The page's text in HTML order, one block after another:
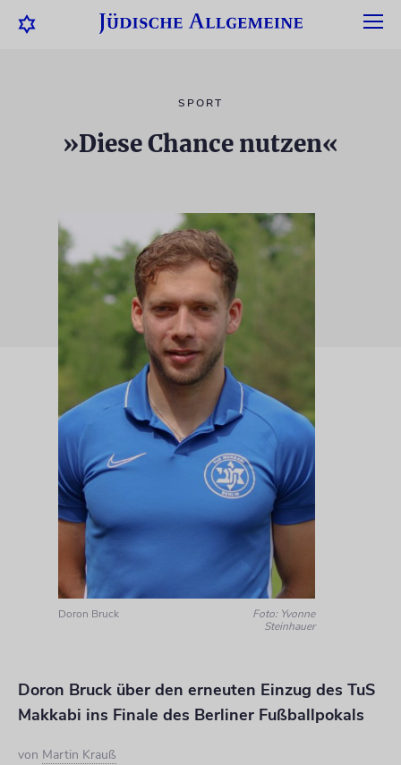
SPORT
»Diese Chance nutzen«
Doron Bruck
Foto: Yvonne
Steinhauer
Doron Bruck über den erneuten Einzug des TuS
Makkabi ins Finale des Berliner Fußballpokals
von Martin Krauß